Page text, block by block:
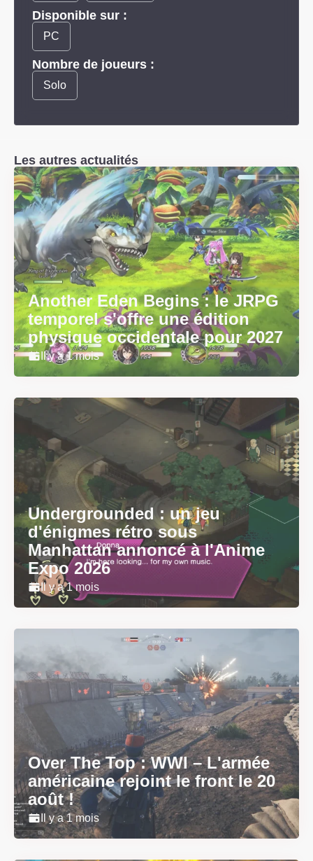
Disponible sur :
PC
Nombre de joueurs :
Solo
Les autres actualités
Another Eden Begins : le JRPG
temporel s'offre une édition
physique occidentale pour 2027
Il y a 1 mois
Undergrounded : un jeu
d'énigmes rétro sous
Manhattan annoncé à l'Anime
Expo 2026
Il y a 1 mois
Over The Top : WWI – L'armée
américaine rejoint le front le 20
août !
Il y a 1 mois